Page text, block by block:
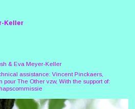
Keller
& Eva Meyer-Keller
assistance: Vincent Pinckaers,
The Other vzw, With the support of: